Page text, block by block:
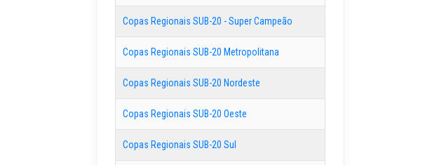
Copas Regionais SUB-20 - Super Campeão
Copas Regionais SUB-20 Metropolitana
Copas Regionais SUB-20 Nordeste
Copas Regionais SUB-20 Oeste
Copas Regionais SUB-20 Sul